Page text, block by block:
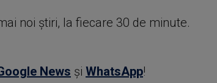
noi știri, la fiecare 30 de minute.
News şi WhatsApp!